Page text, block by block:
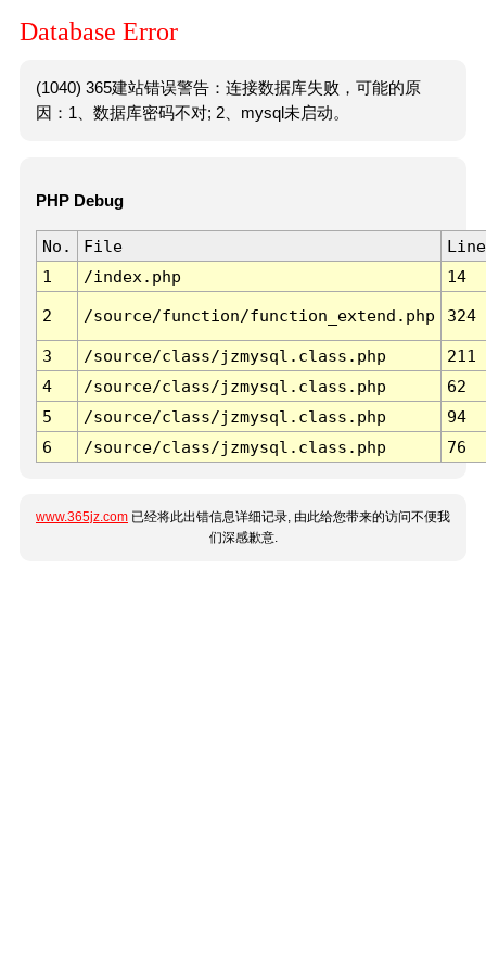
Database Error
(1040) 365建站错误警告：连接数据库失败，可能的原
因：1、数据库密码不对; 2、mysql未启动。
PHP Debug
No. File
Line
1
/index.php 14
2 /source/function/function_extend.php 324
3 /source/class/jzmysql.class.php
211
4
/source/class/jzmysql.class.php
62
5
/source/class/jzmysql.class.php
94
6
/source/class/jzmysql.class.php 76
www.365jz.com 已经将此出错信息详细记录, 由此给您带来的访问不便我
们深感歉意.